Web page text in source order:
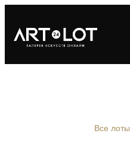
Все лоты